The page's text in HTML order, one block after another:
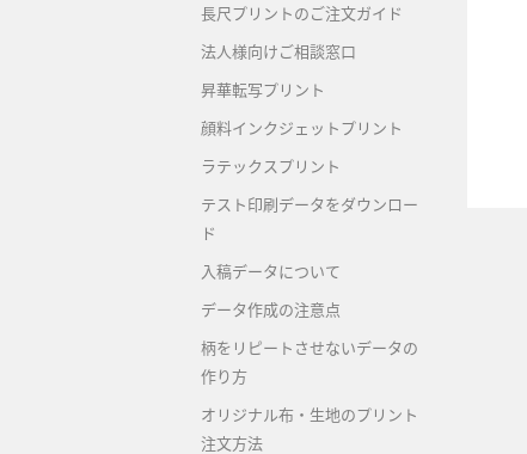
長尺プリントのご注文ガイド
法人様向けご相談窓口
昇華転写プリント
顔料インクジェットプリント
ラテックスプリント
テスト印刷データをダウンロー
ド
入稿データについて
データ作成の注意点
柄をリピートさせないデータの
作り方
オリジナル布・生地のプリント
注文方法